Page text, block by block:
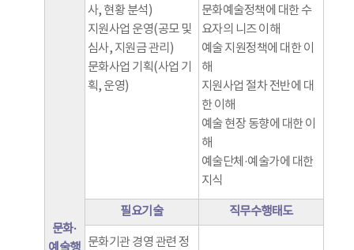
문화·
사, 현황 분석)
지원사업 운영(공모 및
심사, 지원금 관리)
문화사업 기획(사업 기
획, 운영)
문화예술정책에 대한 수
요자의 니즈 이해
예술 지원정책에 대한 이
해
지원사업 절차 전반에 대
한 이해
예술 현장 동향에 대한 이
해
예술단체·예술가에 대한
지식
필요기술 직무수행태도
문화기관 경영 관련 정